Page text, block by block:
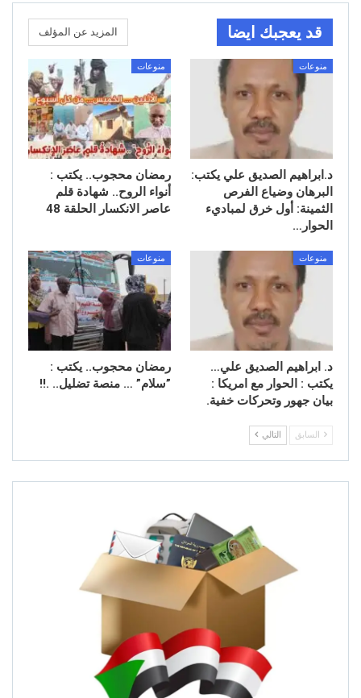
قد يعجبك ايضا المزيد عن المؤلف
منوعات
د.ابراهيم الصديق علي يكتب:
البرهان وضياع الفرص
الثمينة: أول خرق لمباديء
الحوار…
منوعات
رمضان محجوب.. يكتب :
أنواء الروح.. شهادة قلم
عاصر الانكسار الحلقة 48
منوعات
د. ابراهيم الصديق علي…
يكتب : الحوار مع امريكا :
بيان جهور وتحركات خفية.
منوعات
رمضان محجوب.. يكتب : ​
”سلام” … منصة تضليل.. .!!
السابق التالي